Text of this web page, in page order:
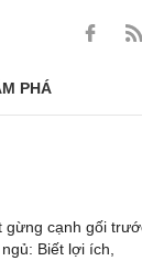
PHÁ
gừng cạnh gối
Biết lợi ích,